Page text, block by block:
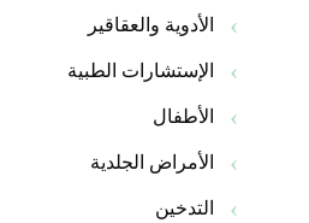
الأدوية والعقاقير
الإستشارات الطبية
الأطفال
الأمراض الجلدية
التدخين